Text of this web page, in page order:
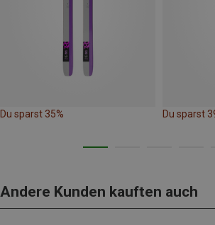
Du sparst 35% Du sparst
Andere Kunden kauften auch